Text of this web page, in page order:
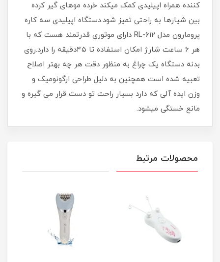
کننده همراه اپیلیدی کمک میکند خرده موهای گیر کرده
بین شیارها به راحتی تمیز شود.دستگاه اپیلیدی سه کاره
پرومارون مدل RL-612 دارای موتوری قدرتمند هست که با
هر ۶ ساعت شارژ امکان استفاده تا ۴۵دقیقه را دارد.روی
بدنه دستگاه یک چراغ به منظور دقت هر چه بهتر اصلاح
تعبیه شده است همچنین به دلیل طراحی ارگونومیک و
وزن ایده آلی که دارد بسیار راحت تو دست قرار می گیره و
مانع خستگی میشود.
محصولات مرتبط